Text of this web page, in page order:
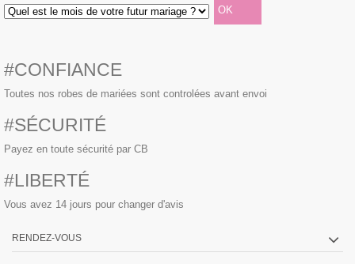
#CONFIANCE
Toutes nos robes de mariées sont controlées avant envoi
#SÉCURITÉ
Payez en toute sécurité par CB
#LIBERTÉ
Vous avez 14 jours pour changer d'avis
RENDEZ-VOUS